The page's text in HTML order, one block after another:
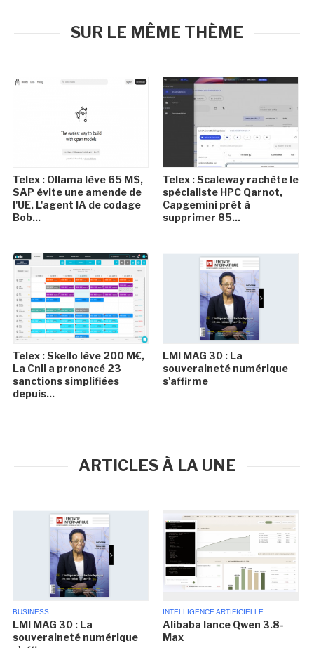
SUR LE MÊME THÈME
Telex : Ollama lève 65 M$,
SAP évite une amende de
l'UE, L'agent IA de codage
Bob...
Telex : Scaleway rachète le
spécialiste HPC Qarnot,
Capgemini prêt à
supprimer 85...
Telex : Skello lève 200 M€,
La Cnil a prononcé 23
sanctions simplifiées
depuis...
LMI MAG 30 : La
souveraineté numérique
s'affirme
ARTICLES À LA UNE
BUSINESS
LMI MAG 30 : La
souveraineté numérique
INTELLIGENCE ARTIFICIELLE
Alibaba lance Qwen 3.8-
Max